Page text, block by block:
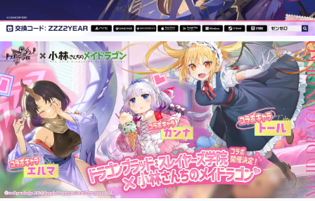
ピックアップ
電ファミのいま読まれている記事ランキング
アプリセール情報
インタビュー
連載・特集一覧